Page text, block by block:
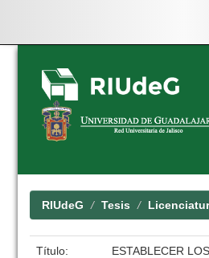
Skip
navigation
RIUdeG Tesis
Título:
ESTABLECER